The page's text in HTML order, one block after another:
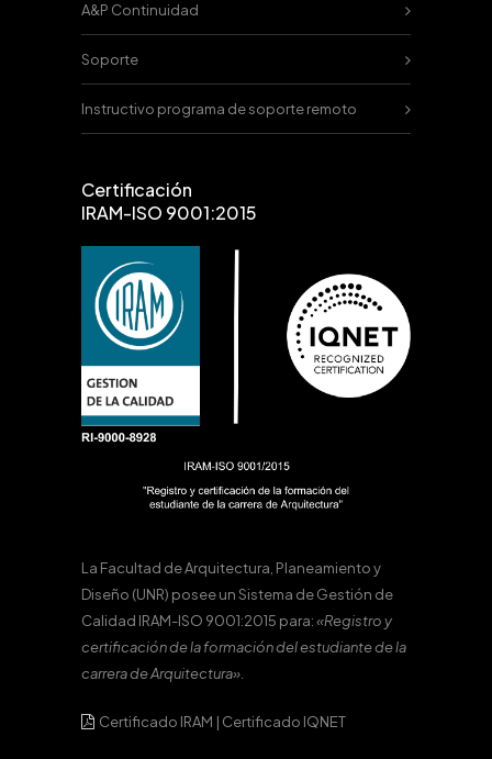
A&P Continuidad
Soporte
Instructivo programa de soporte remoto
Certificación
IRAM-ISO 9001:2015
La Facultad de Arquitectura, Planeamiento y
Diseño (UNR) posee un Sistema de Gestión de
Calidad IRAM-ISO 9001:2015 para:«Registro y
certificación de la formación del estudiante de la
carrera de Arquitectura».
Certificado IRAM | Certificado IQNET